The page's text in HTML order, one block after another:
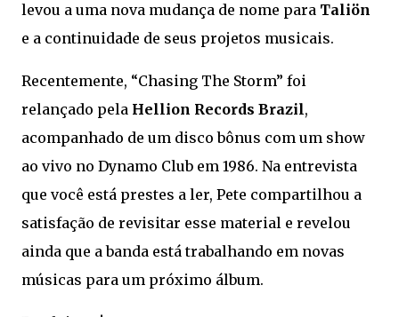
levou a uma nova mudança de nome para Taliön
e a continuidade de seus projetos musicais.
Recentemente, “Chasing The Storm” foi
relançado pela Hellion Records Brazil,
acompanhado de um disco bônus com um show
ao vivo no Dynamo Club em 1986. Na entrevista
que você está prestes a ler, Pete compartilhou a
satisfação de revisitar esse material e revelou
ainda que a banda está trabalhando em novas
músicas para um próximo álbum.